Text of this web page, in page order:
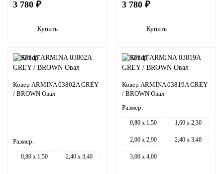
3 780 ₽
Купить
3 780 ₽
Купить
Ковер ARMINA 03802A GREY
/ BROWN Овал
Размер:
0,80 x 1,50 2,40 x 3,40
Ковер ARMINA 03819A GREY
/ BROWN Овал
Размер:
0,80 x 1,50 1,60 x 2,30
2,00 x 2,90 2,40 x 3,40
3,00 x 4,00